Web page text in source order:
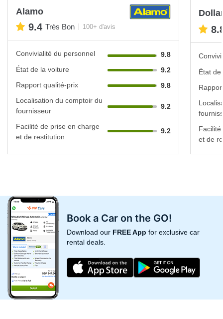
Alamo
9.4 Très Bon 100+ d'avis
Convivialité du personnel
9.8
État de la voiture
9.2
Rapport qualité-prix
9.8
Localisation du comptoir du
fournisseur
9.2
Facilité de prise en charge
et de restitution
9.2
État
et de
Book a Car on the GO!
Download our FREE App for exclusive car
rental deals.